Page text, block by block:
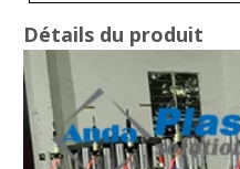
Détails du produit